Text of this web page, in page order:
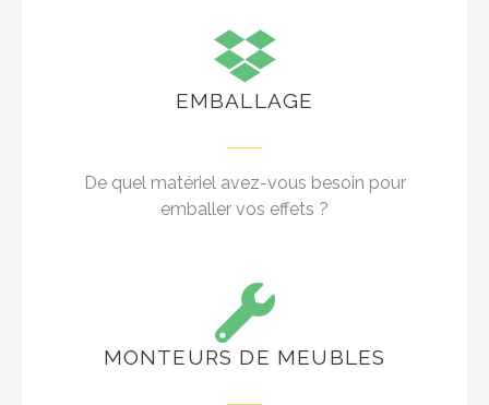
EMBALLAGE
De quel matériel avez-vous besoin pour
emballer vos effets ?
MONTEURS DE MEUBLES